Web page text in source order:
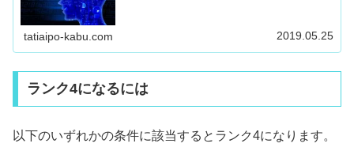
tatiaipo-kabu.com 2019.05.25
ランク4になるには
以下のいずれかの条件に該当するとランク4になります。